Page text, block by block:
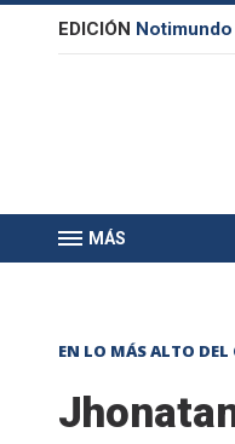
EDICIÓN Notimundo
MÁS
EN LO MÁS ALTO